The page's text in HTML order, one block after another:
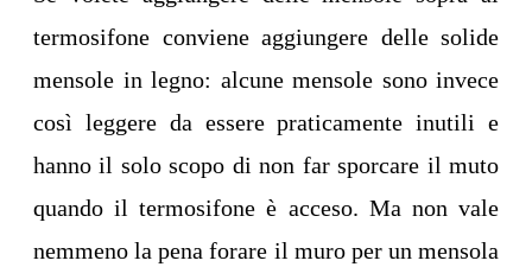
termosifone conviene aggiungere delle solide
mensole in legno: alcune mensole sono invece
così leggere da essere praticamente inutili e
hanno il solo scopo di non far sporcare il muto
quando il termosifone è acceso. Ma non vale
nemmeno la pena forare il muro per un mensola